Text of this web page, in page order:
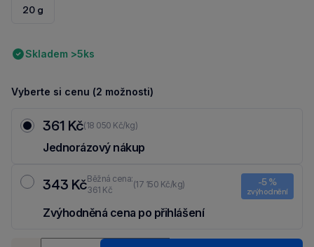
20 g
Skladem >5ks
Vyberte si cenu (2 možnosti)
361 Kč(18 050 Kč/kg)
Jednorázový nákup
343 KčBěžná cena:
361 Kč
(17 150 Kč/kg) -5 %
zvýhodnění
Zvýhodněná cena po přihlášení